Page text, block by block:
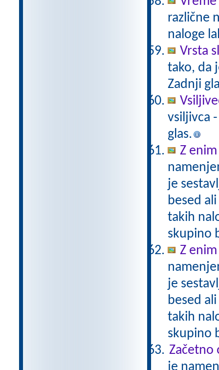
različne
naloge
Vrsta
tako, da
Zadnji
vsiljivca
glas.
Z
je
besed
takih
skupino
Z
je
besed
takih
skupino
Začetno
je